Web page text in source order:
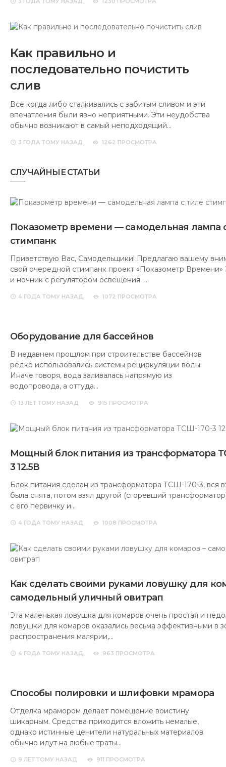
Как правильно и
последовательно почистить
слив
Все когда либо сталкивались с забитым сливом и эти
впечатления были явно неприятными. Эти неудобства
обычно возникают в самый неподходящий…
3 ГОДА ТОМУ НАЗАД 1262 ПРОСМОТРА
СЛУЧАЙНЫЕ СТАТЬИ
Показометр времени — самодельная лампа
стимпанк
Приветствую Вас, Самодельщики! Предлагаю вашему
свой очередной стимпанк проект «Показометр Времени»
и ночник с регулятором освещения …
4 ГОДА ТОМУ НАЗАД 1072 ПРОСМОТРА
Оборудование для бассейнов
В недавнем прошлом при строительстве бассейнов
редко использовались системы рециркуляции воды.
Иначе говоря, вода заливалась напрямую из
водопровода, а оттуда…
13 ЛЕТ ТОМУ НАЗАД 915 ПРОСМОТРА
Мощный блок питания из трансформатора
3 12.5В
Блок питания сделан из трансформатора ТСШ-170-3, вся
была снята, потом взял другой (сгоревший
с его первичку и…
4 ГОДА ТОМУ НАЗАД 1008 ПРОСМОТРА
Как сделать своими руками ловушку для
самодельный уличный овитрап
Эта маленькая ловушка для комаров очень простая и
ловушки для комаров оказались весьма эффективными в
распространения малярии,…
4 ГОДА ТОМУ НАЗАД 963 ПРОСМОТРА
Способы полировки и шлифовки мрамора
Отделка мрамором делает помещение воистину
шикарным. Средства приходится вложить немалые,
однако истинные ценители натуральных материалов
обычно идут на любые траты…
9 ЛЕТ ТОМУ НАЗАД 911 ПРОСМОТРА